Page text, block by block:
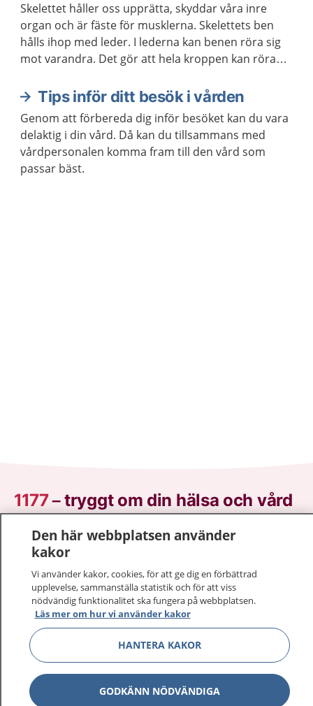
Skelettet håller oss upprätta, skyddar våra inre
organ och är fäste för musklerna. Skelettets ben
hålls ihop med leder. I lederna kan benen röra sig
mot varandra. Det gör att hela kroppen kan röra
Tips inför ditt besök i vården
Genom att förbereda dig inför besöket kan du vara
delaktig i din vård. Då kan du tillsammans med
vårdpersonalen komma fram till den vård som
passar bäst.
1177–tryggt om din hälsa och vård
På 1177.se får du råd om hälsa och information om
sjukdomar och vilka mottagningar du kan kontakta.
Logga in för att läsa din journal och göra dina
vårdärenden. Ring telefonnummer 1177 för
sjukvårdsrådgivning dygnet runt.
1177 ger dig råd när du vill må bättre.
Den här webbplatsen använder
kakor
Vi använder kakor, cookies, för att ge dig en förbättrad
upplevelse, sammanställa statistik och för att viss
nödvändig funktionalitet ska fungera på webbplatsen.
Läs mer om hur vi använder kakor
HANTERA KAKOR
GODKÄNN NÖDVÄNDIGA